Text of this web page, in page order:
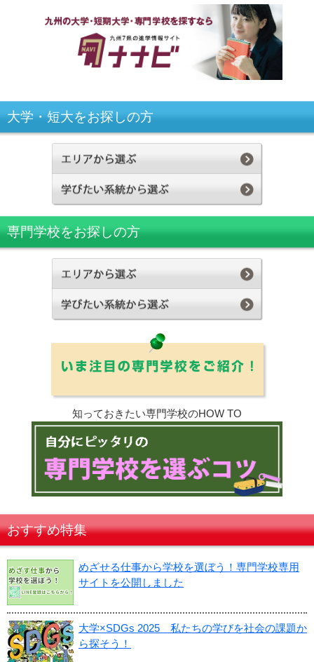
大学・短大をお探しの方
専門学校をお探しの方
知っておきたい専門学校のHOW TO
おすすめ特集
めざせる仕事から学校を選ぼう！専門学校専用
サイトを公開しました
大学×SDGs 2025 私たちの学びを社会の課題か
ら探そう！